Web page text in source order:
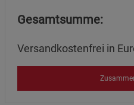
Gesamtsumme:
Versandkostenfrei in